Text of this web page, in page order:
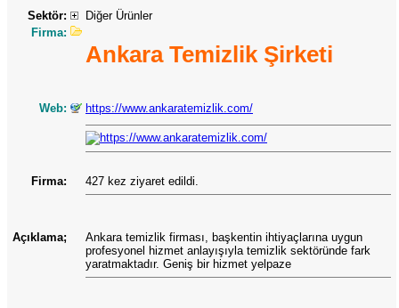
Sektör:
Diğer Ürünler
Firma:
Ankara Temizlik Şirketi
Web: https://www.ankaratemizlik.com/
Firma: 427 kez ziyaret edildi.
Açıklama;
Ankara temizlik firması, başkentin ihtiyaçlarına uygun
profesyonel hizmet anlayışıyla temizlik sektöründe fark
yaratmaktadır. Geniş bir hizmet yelpaze